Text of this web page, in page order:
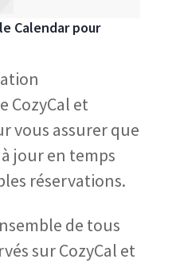
Calendar pour
CozyCal et
vous assurer que
jour en temps
réservations.
de tous
sur CozyCal et